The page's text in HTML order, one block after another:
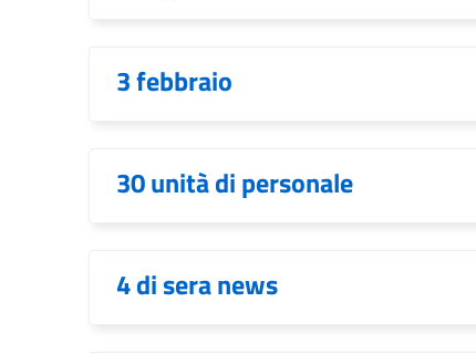
3 febbraio
30 unità di personale
4 di sera news